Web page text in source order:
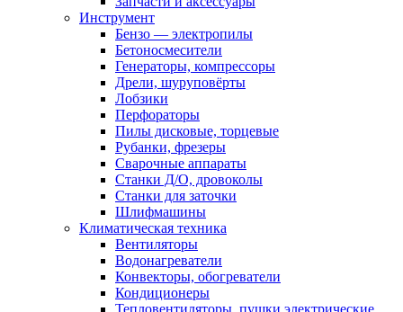
Инструмент
Бензо — электропилы
Бетоносмесители
Генераторы, компрессоры
Дрели, шуруповёрты
Лобзики
Перфораторы
Пилы дисковые, торцевые
Рубанки, фрезеры
Сварочные аппараты
Станки Д/О, дровоколы
Станки для заточки
Шлифмашины
Климатическая техника
Вентиляторы
Водонагреватели
Конвекторы, обогреватели
Кондиционеры
Тепловентиляторы, пушки электрические